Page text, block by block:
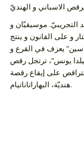
موسيقيّان و
و على القانون و ينتج
يعزف في القرع و
يونس”، ترتجل رقص
تتراقص على إيقاع رقصة
هنديّة، البهاراتاناتيام.